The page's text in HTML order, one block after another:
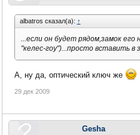
albatros сказал(а): ↑
...если он будет рядом,замок его
"келес-гоу")...просто вставить в
А, ну да, оптический ключ же
29 дек 2009
Gesha